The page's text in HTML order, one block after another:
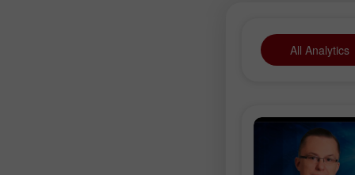
All Analytics